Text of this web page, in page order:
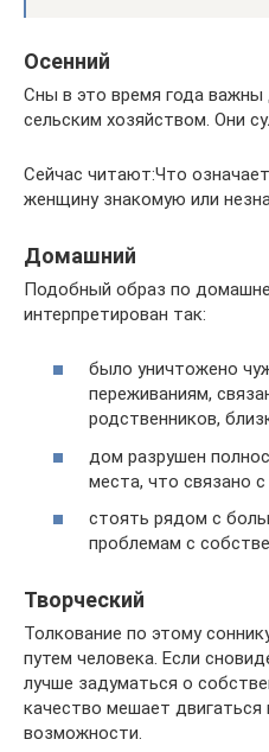
Осенний
Сны в это время года
сельским хозяйством. Они
Сейчас читают:Что
женщину знакомую или
Домашний
Подобный образ по
интерпретирован так:
было уничтожено
переживаниям,
родственников,
дом разрушен
места, что связано
стоять рядом с
проблемам с
Творческий
Толкование по этому
путем человека. Если
лучше задуматься о
качество мешает двигаться
возможности.